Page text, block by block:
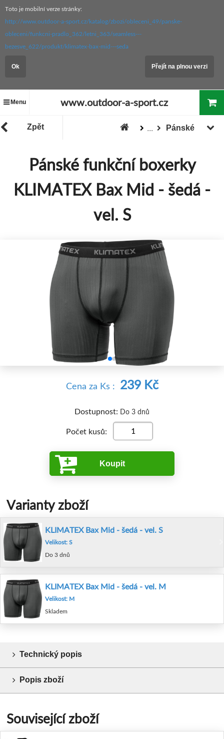
Toto je mobilní verze stránky:
http://www.outdoor-a-sport.cz/katalog/zbozi/obleceni_49/panske-
obleceni/funkcni-pradlo_362/letni_363/seamless---
bezesve_622/produkt/klimatex-bax-mid---seda
Ok Přejít na plnou verzi
Menu www.outdoor-a-sport.cz
Zpět ... Pánské
Pánské funkční boxerky
KLIMATEX Bax Mid - šedá -
vel. S
Cena za Ks : 239 Kč
Dostupnost: Do 3 dnů
Počet kusů:
Koupit
Varianty zboží
KLIMATEX Bax Mid - šedá - vel. S
Velikost: S
Do 3 dnů
KLIMATEX Bax Mid - šedá - vel. M
Velikost: M
Skladem
Technický popis
Popis zboží
Související zboží